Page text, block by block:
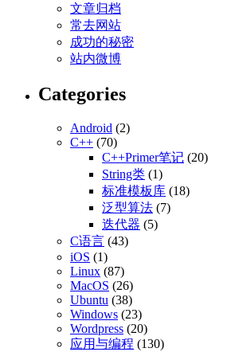
文章归档
常去网站
成功的秘密
站内微博
Categories
Android (2)
C++ (70)
C++Primer笔记 (20)
String类 (1)
标准模板库 (18)
泛型算法 (7)
迭代器 (5)
C语言 (43)
iOS (1)
Linux (87)
MacOS (26)
Ubuntu (38)
Windows (23)
Wordpress (20)
应用与编程 (130)